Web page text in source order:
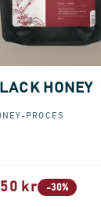
HONEY
PROCES
kr -30%